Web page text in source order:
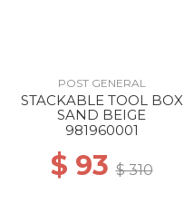
POST GENERAL
STACKABLE TOOL BOX
SAND BEIGE
981960001
$ 93$ 310